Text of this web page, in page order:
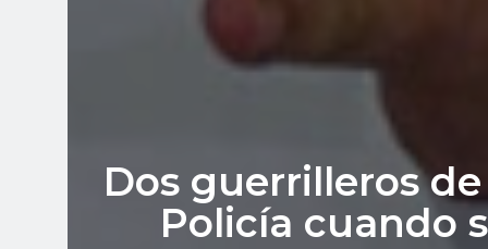
Dos guerrilleros
Policía cuando